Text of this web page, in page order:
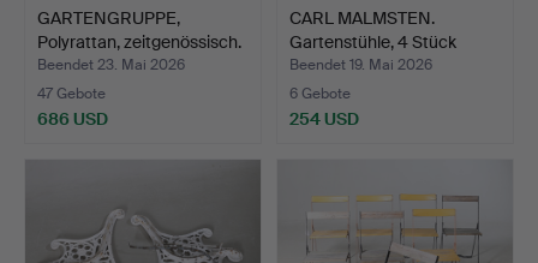
GARTENGRUPPE,
Polyrattan, zeitgenössisch.
Beendet 23. Mai 2026
47 Gebote
686 USD
CARL MALMSTEN.
Gartenstühle, 4 Stück
"Berg…
Beendet 19. Mai 2026
6 Gebote
254 USD